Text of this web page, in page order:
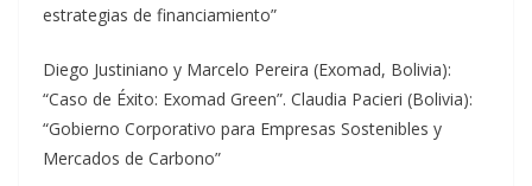
estrategias de financiamiento”
Diego Justiniano y Marcelo Pereira (Exomad, Bolivia):
“Caso de Éxito: Exomad Green”. Claudia Pacieri (Bolivia):
“Gobierno Corporativo para Empresas Sostenibles y
Mercados de Carbono”